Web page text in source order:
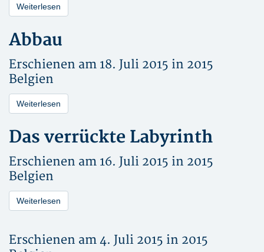
Weiterlesen
Abbau
Erschienen am 18. Juli 2015 in 2015
Belgien
Weiterlesen
Das verrückte Labyrinth
Erschienen am 16. Juli 2015 in 2015
Belgien
Weiterlesen
Erschienen am 4. Juli 2015 in 2015